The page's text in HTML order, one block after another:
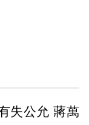
失公允 蔣萬